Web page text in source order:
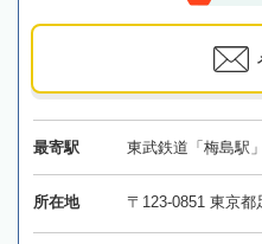
最寄駅 東武鉄道「梅島駅
所在地 〒123-0851 東京都